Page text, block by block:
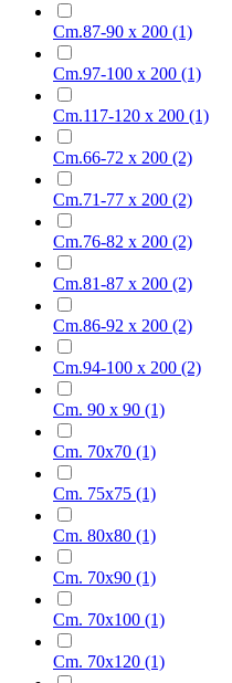
Cm.87-90 x 200 (1)
Cm.97-100 x 200 (1)
Cm.117-120 x 200 (1)
Cm.66-72 x 200 (2)
Cm.71-77 x 200 (2)
Cm.76-82 x 200 (2)
Cm.81-87 x 200 (2)
Cm.86-92 x 200 (2)
Cm.94-100 x 200 (2)
Cm. 90 x 90 (1)
Cm. 70x70 (1)
Cm. 75x75 (1)
Cm. 80x80 (1)
Cm. 70x90 (1)
Cm. 70x100 (1)
Cm. 70x120 (1)